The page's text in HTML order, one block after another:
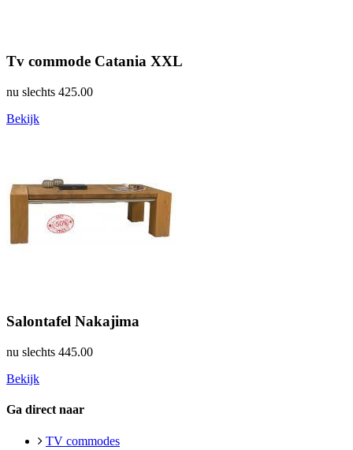
Tv commode Catania XXL
nu slechts 425.00
Bekijk
Salontafel Nakajima
nu slechts 445.00
Bekijk
Ga direct naar
TV commodes